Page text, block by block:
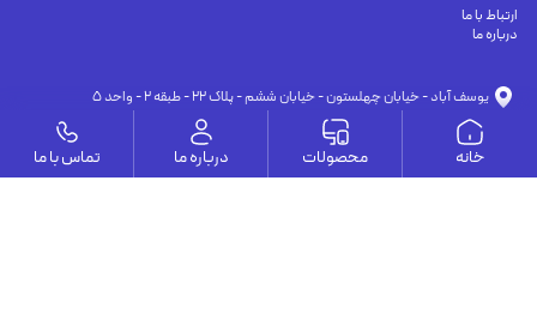
ارتباط با ما
درباره ما
يوسف آباد - خيابان چهلستون - خيابان ششم - پلاك ٢٢ - طبقه ٢ - واحد ٥
info@vesta-com.com
09126394251
09191302116
خانه محصولات درباره ما تماس با ما